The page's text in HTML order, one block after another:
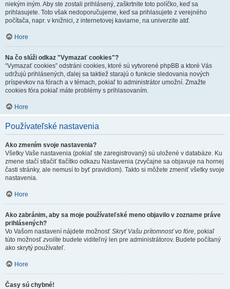
niekým iným. Aby ste zostali prihlásený, zaškrtnite toto políčko, keď sa
prihlasujete. Toto však nedoporučujeme, keď sa prihlasujete z verejného
počítača, napr. v knižnici, z internetovej kaviarne, na univerzite atď.
Hore
Na čo slúži odkaz "Vymazať cookies"?
“Vymazať cookies” odstráni cookies, ktoré sú vytvorené phpBB a ktoré Vás
udržujú prihlásených, ďalej sa taktiež starajú o funkcie sledovania nových
príspevkov na fórach a v témach, pokiaľ to administrátor umožní. Zmažte
cookies fóra pokiaľ máte problémy s prihlasovaním.
Hore
Používateľské nastavenia
Ako zmením svoje nastavenia?
Všetky Vaše nastavenia (pokiaľ ste zaregistrovaný) sú uložené v databáze. Ku
zmene stačí stlačiť tlačítko odkazu Nastavenia (zvyčajne sa objavuje na hornej
časti stránky, ale nemusí to byť pravidlom). Takto si môžete zmeniť všetky svoje
nastavenia.
Hore
Ako zabránim, aby sa moje používateľské meno objavilo v zozname práve
prihlásených?
Vo Vašom nastavení nájdete možnosť Skryť Vašu prítomnosť vo fóre, pokiaľ
túto možnosť zvolíte budete viditeľný len pre administrátorov. Budete počítaný
ako skrytý používateľ.
Hore
Časy sú chybné!